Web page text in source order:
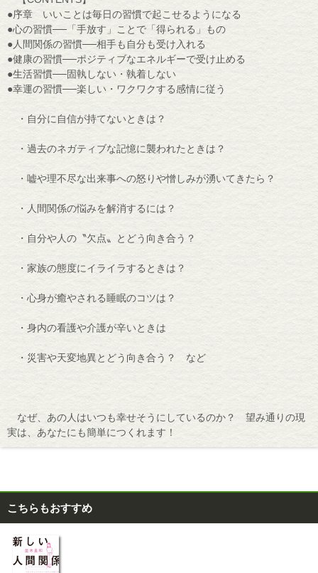
●序章 いいことは毎日の習慣で起こせるようになる
●心の習慣──「手放す」ことで「得られる」もの
●人間関係の習慣──相手も自分も受け入れる
●健康の習慣──ポジティブなエネルギーで受け止める
●生活習慣──固執しない・執着しない
●幸運の習慣──楽しい・ワクワクする感情に従う
・自分に自信が持てないときは？
・過去のネガティブな記憶に襲われたときは？
・嘘や理不尽な出来事への怒りや憎しみが湧いてきたら？
・人間関係の悩みを解消するには？
・自分や人の〝欠点〟とどう向き合う？
・家族の態度にイライラするときは？
・心身が癒やされる睡眠のコツは？
・身内の看護や介護が辛いときは
・災害や天変地異とどう向き合う？ など
なぜ、あの人はいつも幸せそうにしているのか？ 望み通りの現
実は、あなたにも簡単につくれます！
こちらもおすすめ